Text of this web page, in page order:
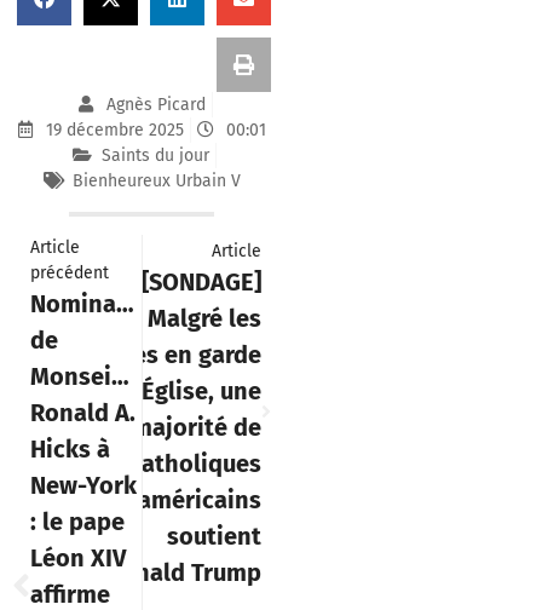
Agnès Picard
19 décembre 2025
00:01
Saints du jour
Bienheureux Urbain V
Article
précédent
Nomination
de
Monseigneur
Ronald A.
Hicks à
New-York
: le pape
Léon XIV
affirme
Article
suivant
[SONDAGE]
Malgré les
mises en garde
de l’Église, une
majorité de
catholiques
américains
soutient
Donald Trump